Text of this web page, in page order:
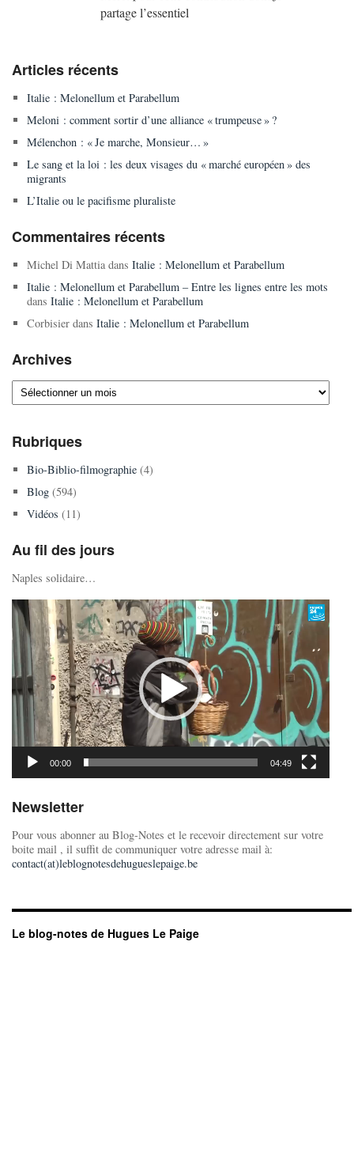
partage l’essentiel
Articles récents
Italie : Melonellum et Parabellum
Meloni : comment sortir d’une alliance « trumpeuse » ?
Mélenchon : « Je marche, Monsieur… »
Le sang et la loi : les deux visages du « marché européen » des
migrants
L’Italie ou le pacifisme pluraliste
Commentaires récents
Michel Di Mattiadans Italie : Melonellum et Parabellum
Italie : Melonellum et Parabellum – Entre les lignes entre les mots
dans Italie : Melonellum et Parabellum
Corbisierdans Italie : Melonellum et Parabellum
Archives
Archives
Rubriques
Bio-Biblio-filmographie(4)
Blog(594)
Vidéos (11)
Au fil des jours
Naples solidaire…
Lecteur
vidéo
00:00 04:49
Newsletter
Pour vous abonner au Blog-Notes et le recevoir directement sur votre
boite mail , il suffit de communiquer votre adresse mail à:
contact(at)leblognotesdehugueslepaige.be
Le blog-notes de Hugues Le Paige